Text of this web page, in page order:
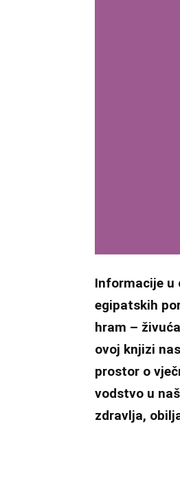
Informacije u
egipatskih
hram –
ovoj knjizi
prostor o
vodstvo u
zdravlja,